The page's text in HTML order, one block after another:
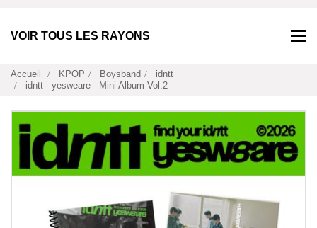
VOIR TOUS LES RAYONS
Accueil KPOP Boysband
idntt
idntt - yesweare - Mini Album Vol.2